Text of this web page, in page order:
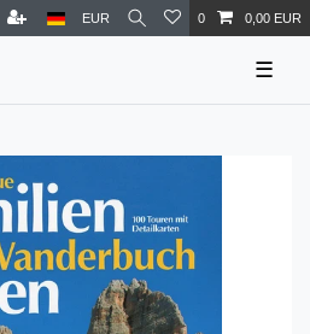
EUR 0 0,00 EUR
☰